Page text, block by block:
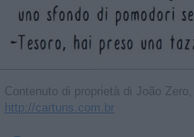
Contenuto di proprietà di João
http://cartuns.com.br